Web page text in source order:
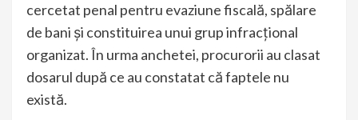
cercetat penal pentru evaziune fiscală, spălare
de bani şi constituirea unui grup infracţional
organizat. În urma anchetei, procurorii au clasat
dosarul după ce au constatat că faptele nu
există.